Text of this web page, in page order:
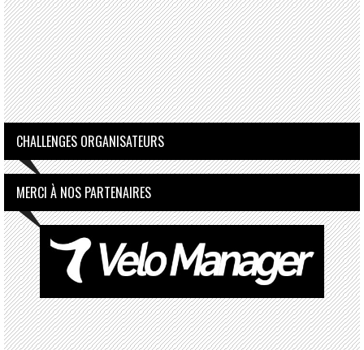
CHALLENGES ORGANISATEURS
MERCI À NOS PARTENAIRES